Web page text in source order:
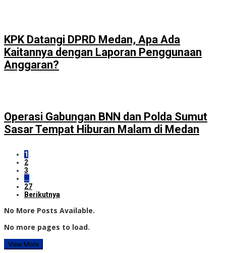
KPK Datangi DPRD Medan, Apa Ada
Kaitannya dengan Laporan Penggunaan
Anggaran?
Operasi Gabungan BNN dan Polda Sumut
Sasar Tempat Hiburan Malam di Medan
1
2
3
…
27
Berikutnya
No More Posts Available.
No more pages to load.
View More